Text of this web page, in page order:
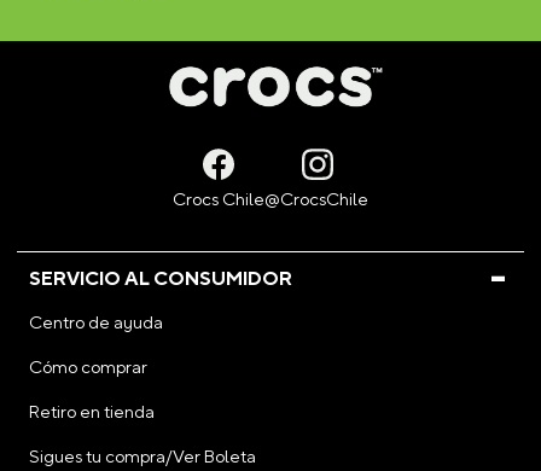
SERVICIO AL CONSUMIDOR
Centro de ayuda
Cómo comprar
Retiro en tienda
Sigues tu compra/Ver Boleta